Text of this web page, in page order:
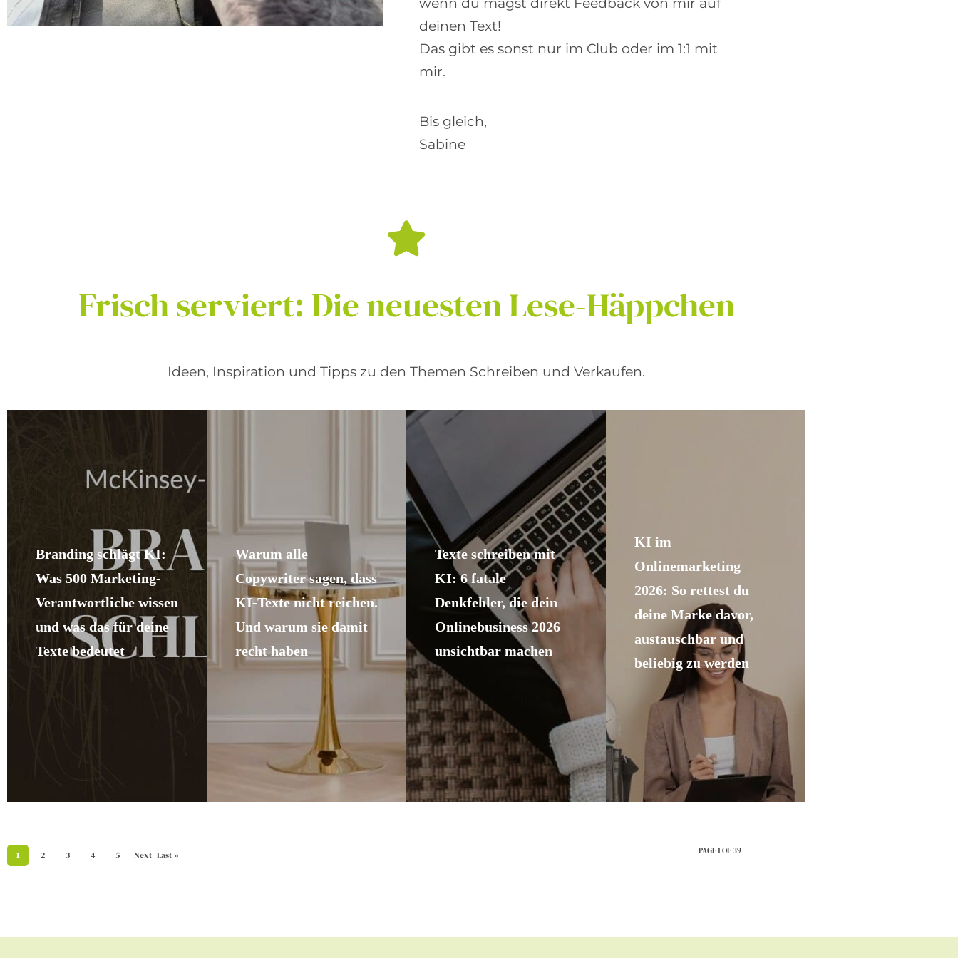
deinen Text!
Das gibt es sonst nur im Club oder im 1:1 mit
mir.
Bis gleich,
Sabine
Frischserviert: DieneuestenLese-Häppchen
Ideen, Inspiration und Tipps zu den Themen Schreiben und Verkaufen.
Branding schlägt KI:
Was 500 Marketing-
Verantwortliche wissen
und was das für deine
Texte bedeutet
Warum alle
Copywriter sagen, dass
KI-Texte nicht reichen.
Und warum sie damit
recht haben
Texte schreiben mit
KI: 6 fatale
Denkfehler, die dein
Onlinebusiness 2026
unsichtbar machen
KI im
Onlinemarketing
2026: So rettest du
deine Marke davor,
austauschbar und
beliebig zu werden
1 2 3 4 5
Next Last » PAGE 1 OF 39